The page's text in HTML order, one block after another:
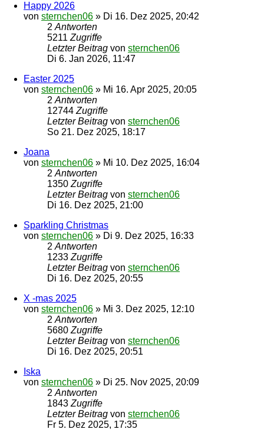
Happy 2026
von sternchen06 » Di 16. Dez 2025, 20:42
2 Antworten
5211 Zugriffe
Letzter Beitrag von sternchen06
Di 6. Jan 2026, 11:47
Easter 2025
von sternchen06 » Mi 16. Apr 2025, 20:05
2 Antworten
12744 Zugriffe
Letzter Beitrag von sternchen06
So 21. Dez 2025, 18:17
Joana
von sternchen06 » Mi 10. Dez 2025, 16:04
2 Antworten
1350 Zugriffe
Letzter Beitrag von sternchen06
Di 16. Dez 2025, 21:00
Sparkling Christmas
von sternchen06 » Di 9. Dez 2025, 16:33
2 Antworten
1233 Zugriffe
Letzter Beitrag von sternchen06
Di 16. Dez 2025, 20:55
X -mas 2025
von sternchen06 » Mi 3. Dez 2025, 12:10
2 Antworten
5680 Zugriffe
Letzter Beitrag von sternchen06
Di 16. Dez 2025, 20:51
Iska
von sternchen06 » Di 25. Nov 2025, 20:09
2 Antworten
1843 Zugriffe
Letzter Beitrag von sternchen06
Fr 5. Dez 2025, 17:35